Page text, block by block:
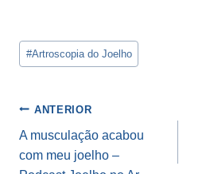
Tags
do
#Artroscopia do Joelho
Navegação
de
Post
ANTERIOR
A musculação acabou
com meu joelho –